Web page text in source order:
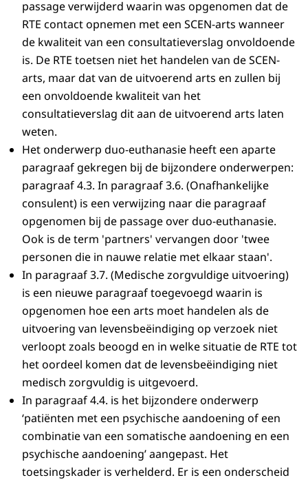
passage verwijderd waarin was opgenomen dat de
RTE contact opnemen met een SCEN-arts wanneer
de kwaliteit van een consultatieverslag onvoldoende
is. De RTE toetsen niet het handelen van de SCEN-
arts, maar dat van de uitvoerend arts en zullen bij
een onvoldoende kwaliteit van het
consultatieverslag dit aan de uitvoerend arts laten
weten.
Het onderwerp duo-euthanasie heeft een aparte
paragraaf gekregen bij de bijzondere onderwerpen:
paragraaf 4.3. In paragraaf 3.6. (Onafhankelijke
consulent) is een verwijzing naar die paragraaf
opgenomen bij de passage over duo-euthanasie.
Ook is de term 'partners' vervangen door 'twee
personen die in nauwe relatie met elkaar staan'.
In paragraaf 3.7. (Medische zorgvuldige uitvoering)
is een nieuwe paragraaf toegevoegd waarin is
opgenomen hoe een arts moet handelen als de
uitvoering van levensbeëindiging op verzoek niet
verloopt zoals beoogd en in welke situatie de RTE tot
het oordeel komen dat de levensbeëindiging niet
medisch zorgvuldig is uitgevoerd.
In paragraaf 4.4. is het bijzondere onderwerp
‘patiënten met een psychische aandoening of een
combinatie van een somatische aandoening en een
psychische aandoening’ aangepast. Het
toetsingskader is verhelderd. Er is een onderscheid